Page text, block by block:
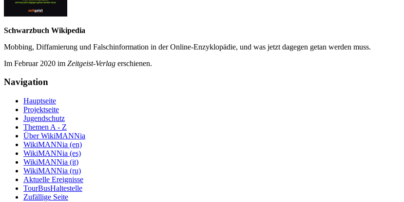
Schwarzbuch Wikipedia
Mobbing, Diffamierung und Falsch­information in der Online-Enzyklo­pädie, und was jetzt da­gegen getan werden muss.
Im Februar 2020 im Zeit­geist-Verlag erschienen.
Navigation
Hauptseite
Projektseite
Jugendschutz
Themen A - Z
Über WikiMANNia
WikiMANNia (en)
WikiMANNia (es)
WikiMANNia (it)
WikiMANNia (ru)
Aktuelle Ereignisse
TourBusHaltestelle
Zufällige Seite